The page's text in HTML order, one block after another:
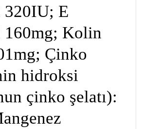
E
Kolin
Çinko
hidroksi
çinko şelatı):